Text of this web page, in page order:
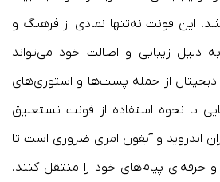
این فونت نه‌تنها نمادی از فرهنگ و
دلیل زیبایی و اصالت خود می‌تواند
دیجیتال از جمله پست‌ها و استوری‌های
با نحوه استفاده از فونت نستعلیق
اندروید و آیفون امری ضروری است تا
حرفه‌ای پیام‌های خود را منتقل کنند.